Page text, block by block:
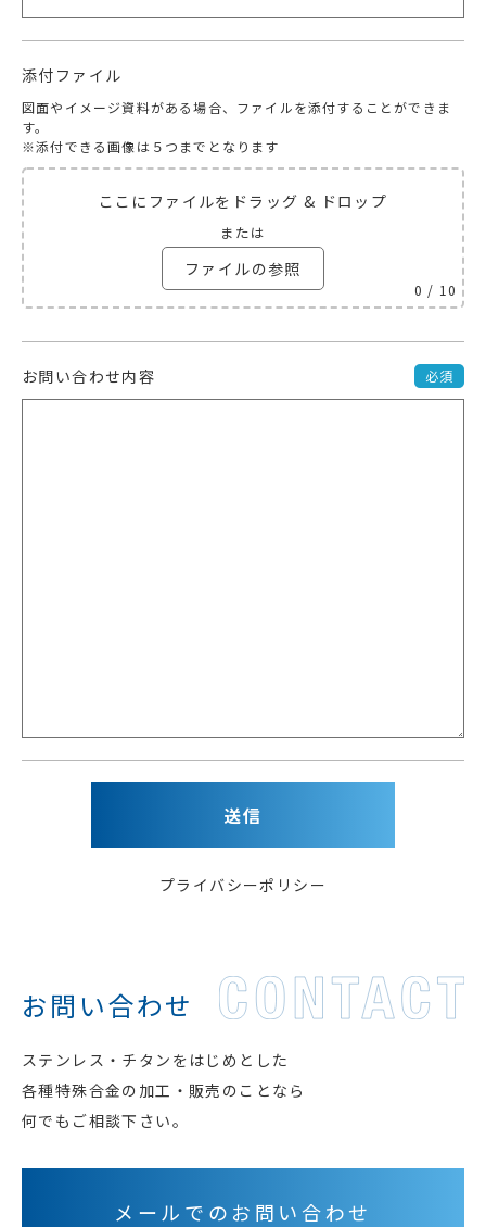
添付ファイル
図面やイメージ資料がある場合、ファイルを添付することができま
す。
※添付できる画像は５つまでとなります
ここにファイルをドラッグ & ドロップ
または
ファイルの参照
0 / 10
お問い合わせ内容 必須
プライバシーポリシー
お問い合わせ
ステンレス・チタンをはじめとした
各種特殊合金の加工・販売のことなら
何でもご相談下さい。
メールでのお問い合わせ